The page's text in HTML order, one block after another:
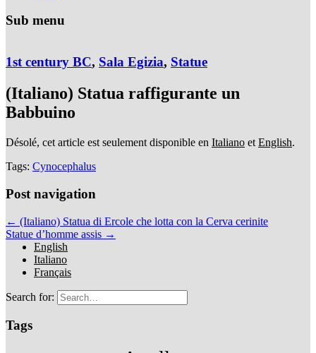
Sub menu
1st century BC, Sala Egizia, Statue
(Italiano) Statua raffigurante un
Babbuino
Désolé, cet article est seulement disponible en Italiano et English.
Tags: Cynocephalus
Post navigation
← (Italiano) Statua di Ercole che lotta con la Cerva cerinite
Statue d’homme assis →
English
Italiano
Français
Search for:
Tags